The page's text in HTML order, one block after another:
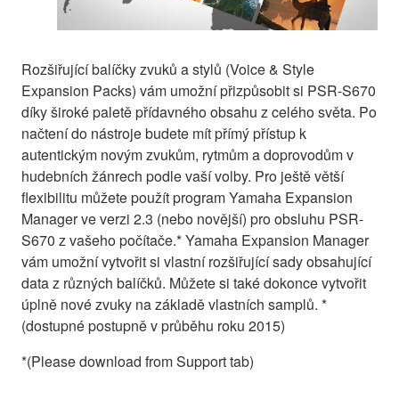
Rozšiřující balíčky zvuků a stylů (Voice & Style
Expansion Packs) vám umožní přizpůsobit si PSR-S670
díky široké paletě přídavného obsahu z celého světa. Po
načtení do nástroje budete mít přímý přístup k
autentickým novým zvukům, rytmům a doprovodům v
hudebních žánrech podle vaší volby. Pro ještě větší
flexibilitu můžete použít program Yamaha Expansion
Manager ve verzi 2.3 (nebo novější) pro obsluhu PSR-
S670 z vašeho počítače.* Yamaha Expansion Manager
vám umožní vytvořit si vlastní rozšiřující sady obsahující
data z různých balíčků. Můžete si také dokonce vytvořit
úplně nové zvuky na základě vlastních samplů. *
(dostupné postupně v průběhu roku 2015)
*(Please download from Support tab)